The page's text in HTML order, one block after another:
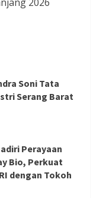
Vihara
Soni Tata
Serang Barat
Perayaan
Bio, Perkuat
dengan Tokoh